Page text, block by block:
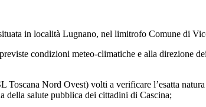
in località Lugnano, nel limitrofo Comune di
condizioni meteo-climatiche e alla direzione
Nord Ovest) volti a verificare l’esatta
della salute pubblica dei cittadini di Cascina;